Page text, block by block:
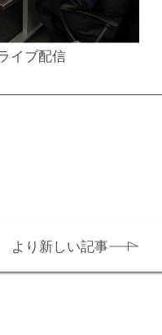
イブ配信
より新しい記事